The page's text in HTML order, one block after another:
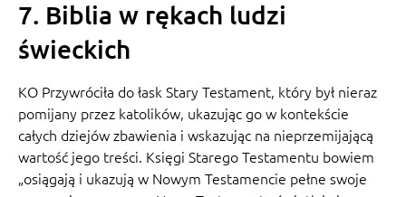
7. Biblia w rękach ludzi
świeckich
KO Przywróciła do łask Stary Testament, który był nieraz
pomijany przez katolików, ukazując go w kontekście
całych dziejów zbawienia i wskazując na nieprzemijającą
wartość jego treści. Księgi Starego Testamentu bowiem
„osiągają i ukazują w Nowym Testamencie pełne swoje